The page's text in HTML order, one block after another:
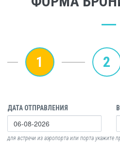
1 2
ДАТА ОТПРАВЛЕНИЯ
для встречи из аэропорта или порта укажите